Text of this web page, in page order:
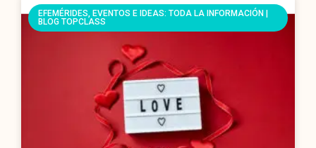
EFEMÉRIDES, EVENTOS E IDEAS: TODA LA INFORMACIÓN |
BLOG TOPCLASS